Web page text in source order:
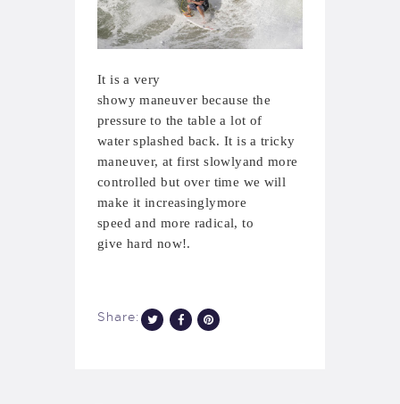
It is a very
showy maneuver because the
pressure to the table a lot of
water splashed back. It is a tricky
maneuver, at first slowlyand more
controlled but over time we will
make it increasinglymore
speed and more radical, to
give hard now!.
Share: